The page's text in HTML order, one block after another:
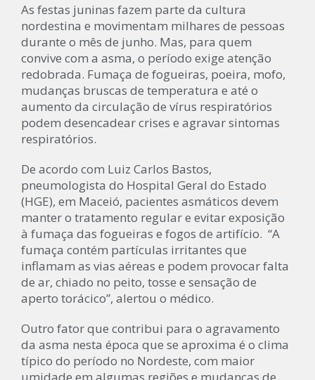
As festas juninas fazem parte da cultura
nordestina e movimentam milhares de pessoas
durante o mês de junho. Mas, para quem
convive com a asma, o período exige atenção
redobrada. Fumaça de fogueiras, poeira, mofo,
mudanças bruscas de temperatura e até o
aumento da circulação de vírus respiratórios
podem desencadear crises e agravar sintomas
respiratórios.
De acordo com Luiz Carlos Bastos,
pneumologista do Hospital Geral do Estado
(HGE), em Maceió, pacientes asmáticos devem
manter o tratamento regular e evitar exposição
à fumaça das fogueiras e fogos de artifício. “A
fumaça contém partículas irritantes que
inflamam as vias aéreas e podem provocar falta
de ar, chiado no peito, tosse e sensação de
aperto torácico”, alertou o médico.
Outro fator que contribui para o agravamento
da asma nesta época que se aproxima é o clima
típico do período no Nordeste, com maior
umidade em algumas regiões e mudanças de